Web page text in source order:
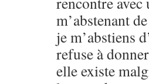
m’abstenant
je m’abstiens
refuse à
elle existe